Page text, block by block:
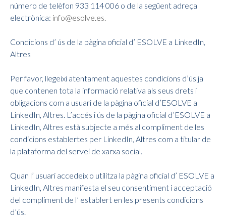
número de telèfon 933 114 006 o de la següent adreça
electrònica: info@esolve.es.
Condicions d’ ús de la pàgina oficial d’ ESOLVE a LinkedIn,
Altres
Per favor, llegeixi atentament aquestes condicions d’ús ja
que contenen tota la informació relativa als seus drets i
obligacions com a usuari de la pàgina oficial d’ESOLVE a
LinkedIn, Altres. L’accés i ús de la pàgina oficial d’ESOLVE a
LinkedIn, Altres està subjecte a més al compliment de les
condicions establertes per LinkedIn, Altres com a titular de
la plataforma del servei de xarxa social.
Quan l’ usuari accedeix o utilitza la pàgina oficial d’ ESOLVE a
LinkedIn, Altres manifesta el seu consentiment i acceptació
del compliment de l’ establert en les presents condicions
d’ús.